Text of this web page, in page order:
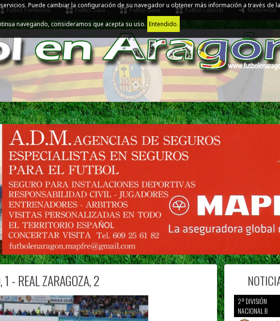
Puede cambiar la configuración de su navegador u obtener más información a través de la
navegando, consideramos que acepta su uso. Entendido.
Fútbol Femenino Fútbol Sala Fútbol Base Fútbol Laboral Multimedia
1 - REAL ZARAGOZA, 2
2ª DIVISIÓN
NACIONAL B